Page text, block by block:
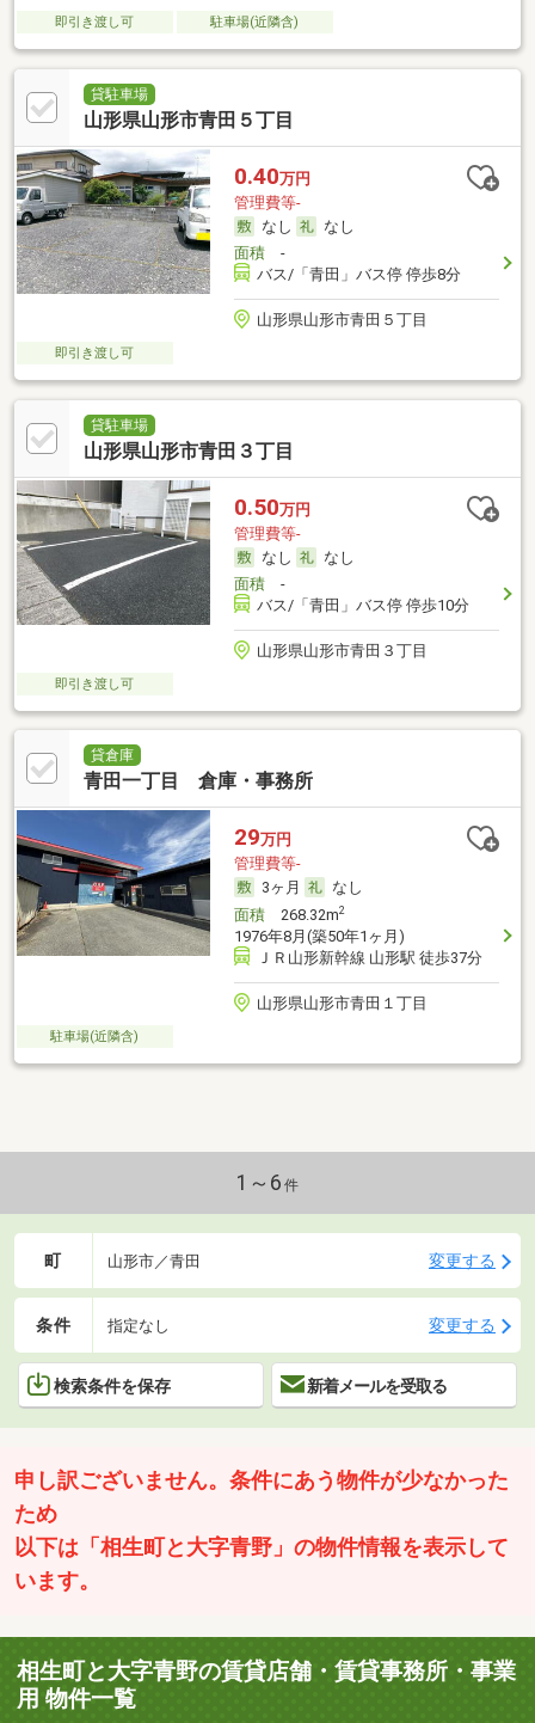
即引き渡し可 駐車場(近隣含)
貸駐車場
山形県山形市青田５丁目
0.40万円
管理費等-
なし
なし
面積-
バス/「青田」バス停 停歩8分
山形県山形市青田５丁目
即引き渡し可
貸駐車場
山形県山形市青田３丁目
0.50万円
管理費等-
なし
なし
面積-
バス/「青田」バス停 停歩10分
山形県山形市青田３丁目
即引き渡し可
貸倉庫
青田一丁目 倉庫・事務所
29万円
管理費等-
3ヶ月
なし
面積268.32m2
1976年8月(築50年1ヶ月)
ＪＲ山形新幹線 山形駅 徒歩37分
山形県山形市青田１丁目
駐車場(近隣含)
1～6 件
町 山形市／青田 変更する
条件 指定なし 変更する
検索条件を保存 新着メールを受取る
申し訳ございません。条件にあう物件が少なかった
ため
以下は「相生町と大字青野」の物件情報を表示して
います。
相生町と大字青野の賃貸店舗・賃貸事務所・事業
用 物件一覧